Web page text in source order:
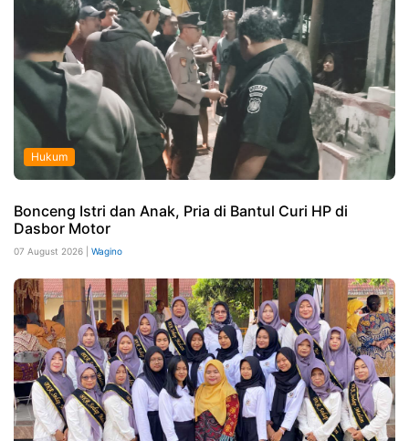
Hukum
Bonceng Istri dan Anak, Pria di Bantul Curi HP di
Dasbor Motor
07 August 2026 | Wagino